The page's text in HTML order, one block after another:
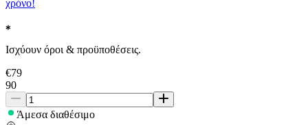
χρόνο!
Ισχύουν όροι & προϋποθέσεις.
€79
90
Άμεσα διαθέσιμο